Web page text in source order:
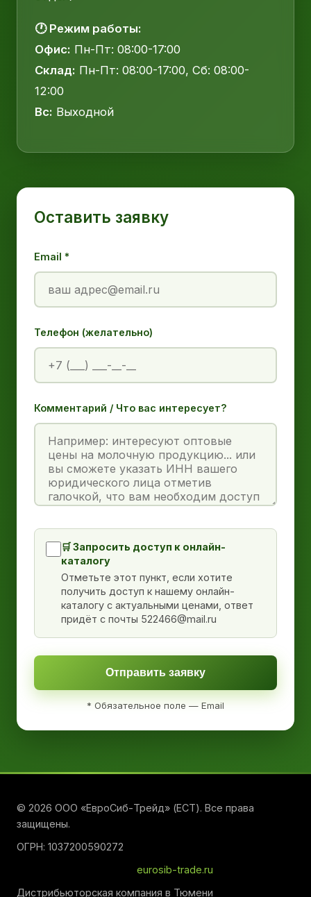
🕐 Режим работы:
Офис: Пн-Пт: 08:00-17:00
Склад: Пн-Пт: 08:00-17:00, Сб: 08:00-
12:00
Вс: Выходной
Оставить заявку
Email *
Телефон (желательно)
Комментарий / Что вас интересует?
🛒 Запросить доступ к онлайн-
каталогу
Отметьте этот пункт, если хотите
получить доступ к нашему онлайн-
каталогу с актуальными ценами, ответ
придёт с почты 522466@mail.ru
Отправить заявку
* Обязательное поле — Email
© 2026 ООО «ЕвроСиб-Трейд» (ЕСТ). Все права
защищены.
ОГРН: 1037200590272
eurosib-trade.ru
Дистрибьюторская компания в Тюмени